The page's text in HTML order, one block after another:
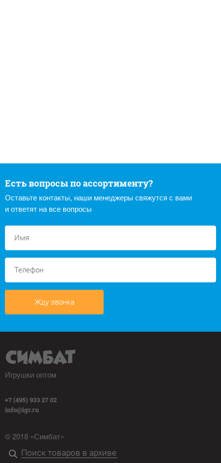
Есть вопросы по ассортименту?
Оставьте контакты, наши менеджеры свяжутся с вами
и ответят на все вопросы
Жду звонка
Игрушки оптом
+7 (495) 933 27 02
info@igr.ru
© 2018 «Симбат»